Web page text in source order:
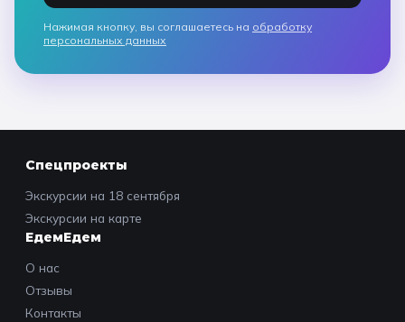
Нажимая кнопку, вы соглашаетесь на обработку
персональных данных
Спецпроекты
Экскурсии на 18 сентября
Экскурсии на карте
ЕдемЕдем
О нас
Отзывы
Контакты